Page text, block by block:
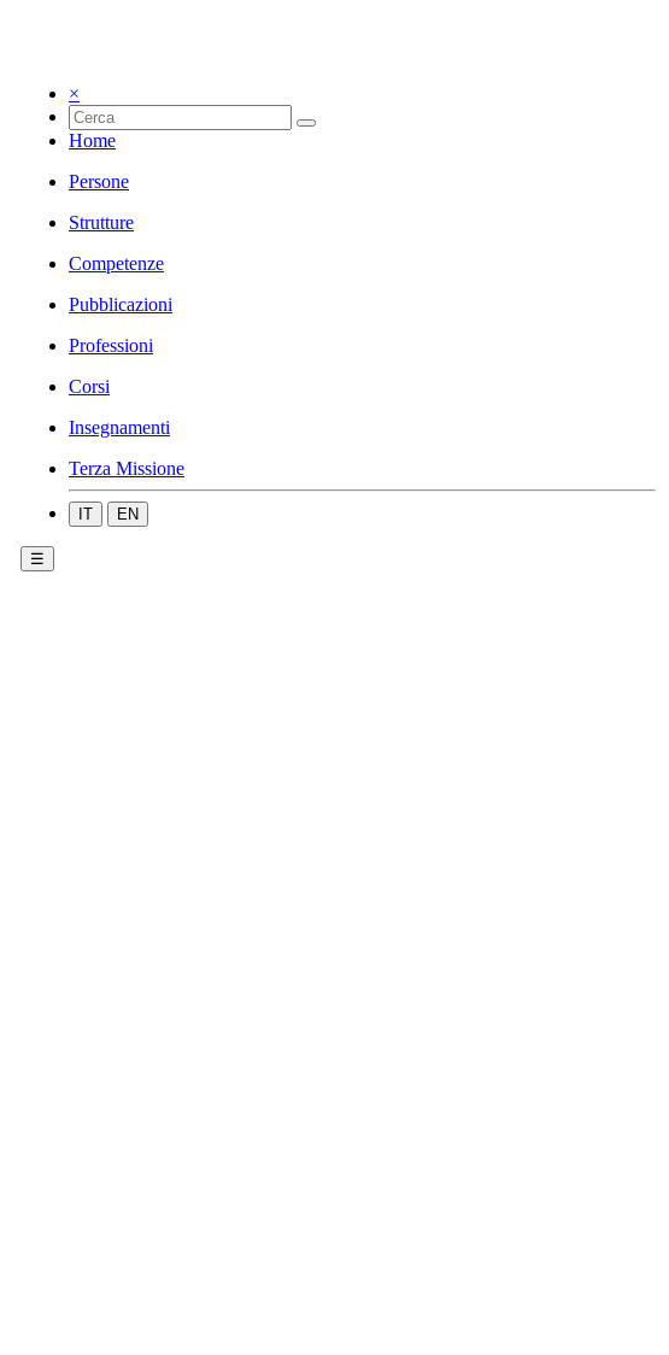
×
Home
Persone
Strutture
Competenze
Pubblicazioni
Professioni
Corsi
Insegnamenti
Terza Missione
IT EN
☰